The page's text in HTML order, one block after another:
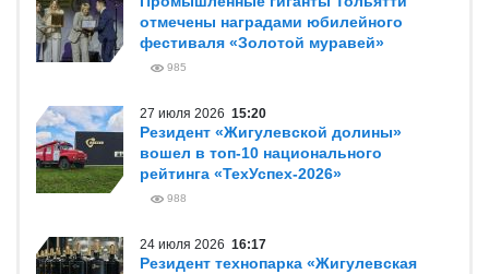
отмечены наградами юбилейного
фестиваля «Золотой муравей»
985
27 июля 2026 15:20
Резидент «Жигулевской долины»
вошел в топ-10 национального
рейтинга «ТехУспех-2026»
988
24 июля 2026 16:17
Резидент технопарка «Жигулевская